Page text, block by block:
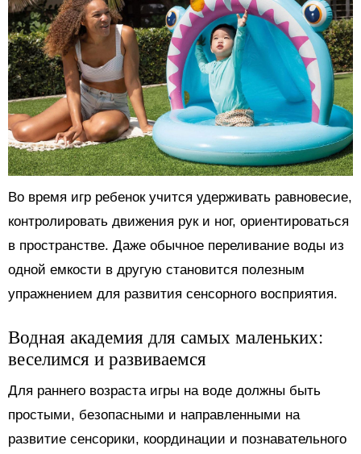
Во время игр ребенок учится удерживать равновесие,
контролировать движения рук и ног, ориентироваться
в пространстве. Даже обычное переливание воды из
одной емкости в другую становится полезным
упражнением для развития сенсорного восприятия.
Водная академия для самых маленьких:
веселимся и развиваемся
Для раннего возраста игры на воде должны быть
простыми, безопасными и направленными на
развитие сенсорики, координации и познавательного